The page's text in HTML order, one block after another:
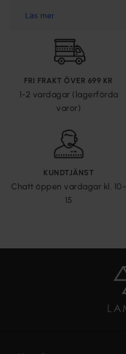
FRI FRAKT ÖVER 699 KR
1-2 vardagar (lagerförda
varor)
KUNDTJÄNST
Chatt öppen vardagar kl. 10-
15